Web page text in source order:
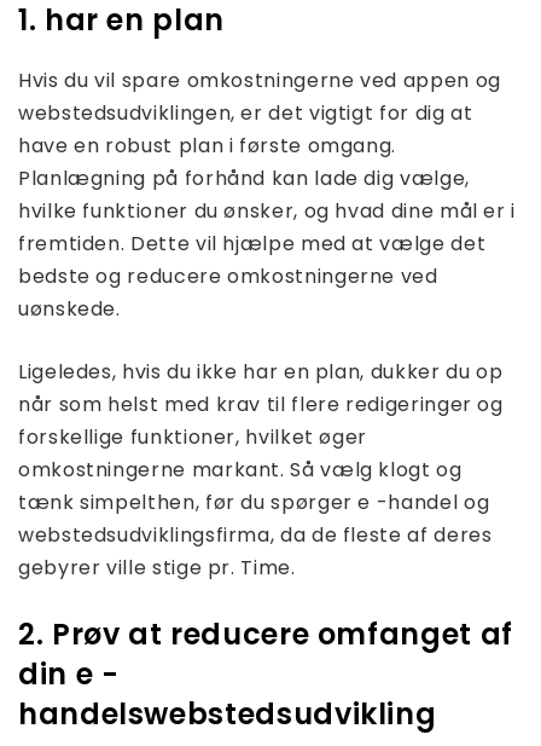
1. har en plan
Hvis du vil spare omkostningerne ved appen og
webstedsudviklingen, er det vigtigt for dig at
have en robust plan i første omgang.
Planlægning på forhånd kan lade dig vælge,
hvilke funktioner du ønsker, og hvad dine mål er i
fremtiden. Dette vil hjælpe med at vælge det
bedste og reducere omkostningerne ved
uønskede.
Ligeledes, hvis du ikke har en plan, dukker du op
når som helst med krav til flere redigeringer og
forskellige funktioner, hvilket øger
omkostningerne markant. Så vælg klogt og
tænk simpelthen, før du spørger e -handel og
webstedsudviklingsfirma, da de fleste af deres
gebyrer ville stige pr. Time.
2. Prøv at reducere omfanget af
din e -
handelswebstedsudvikling